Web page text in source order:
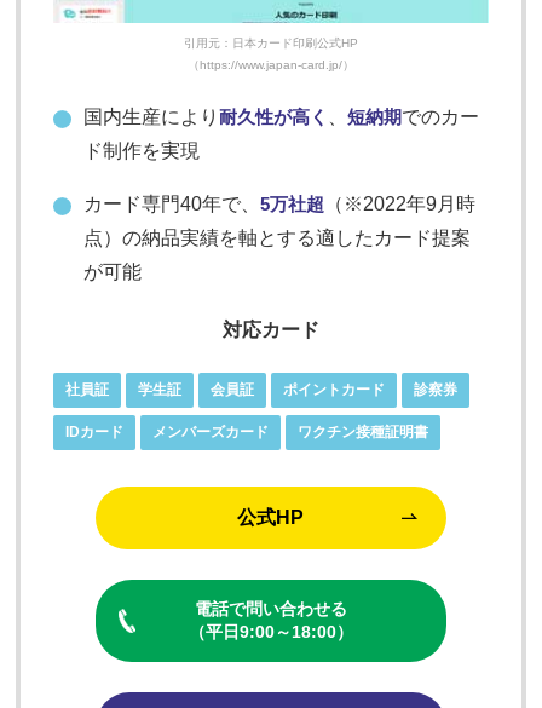
引用元：日本カード印刷公式HP
（https://www.japan-card.jp/）
国内生産により耐久性が高く 、短納期でのカー
ド制作を実現
カード専門40年で、5万社超 （※2022年9月時
点）の納品実績を軸とする適したカード提案
が可能
対応カード
社員証 学生証 会員証 ポイントカード 診察券
IDカード メンバーズカード ワクチン接種証明書
公式HP
電話で問い合わせる
（平日9:00～18:00）